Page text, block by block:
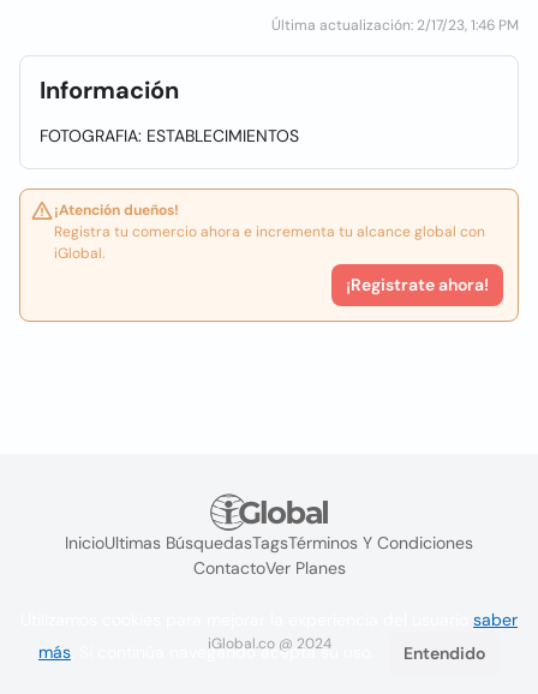
Última actualización: 2/17/23, 1:46 PM
Información
FOTOGRAFIA: ESTABLECIMIENTOS
¡Atención dueños!
Registra tu comercio ahora e incrementa tu alcance global con
iGlobal.
¡Registrate ahora!
InicioUltimas BúsquedasTagsTérminos Y Condiciones
ContactoVer Planes
iGlobal.co @ 2024
saber
más . Si continúa navegando acepta su uso. Entendido